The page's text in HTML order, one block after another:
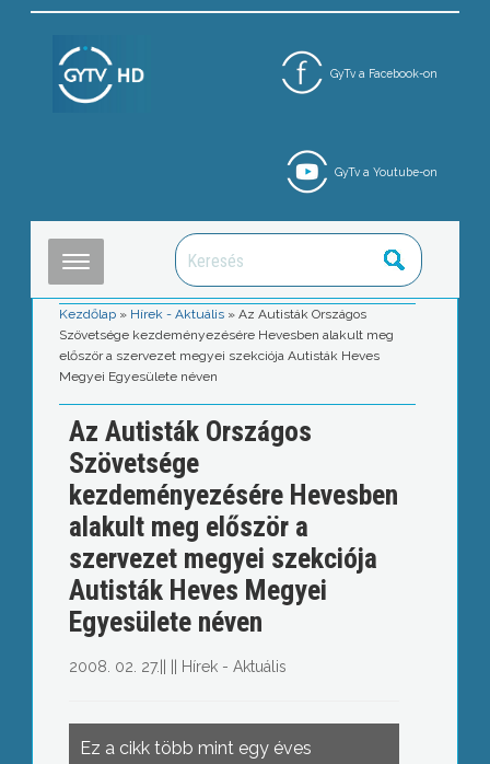
GyTv a Facebook-on
GyTv a Youtube-on
Kezdőlap » Hírek - Aktuális »Az Autisták Országos
Szövetsége kezdeményezésére Hevesben alakult meg
először a szervezet megyei szekciója Autisták Heves
Megyei Egyesülete néven
Az Autisták Országos
Szövetsége
kezdeményezésére Hevesben
alakult meg először a
szervezet megyei szekciója
Autisták Heves Megyei
Egyesülete néven
2008. 02. 27. Hírek - Aktuális
Ez a cikk több mint egy éves